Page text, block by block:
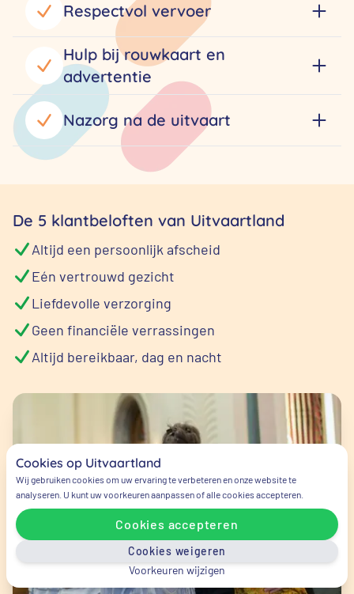
Respectvol vervoer
Hulp bij rouwkaart en
advertentie
Nazorg na de uitvaart
De 5 klantbeloften van Uitvaartland
Altijd een persoonlijk afscheid
Eén vertrouwd gezicht
Liefdevolle verzorging
Geen financiële verrassingen
Altijd bereikbaar, dag en nacht
Cookies op Uitvaartland
Wij gebruiken cookies om uw ervaring te verbeteren en onze website te
analyseren. U kunt uw voorkeuren aanpassen of alle cookies accepteren.
Cookies accepteren
Cookies weigeren
Voorkeuren wijzigen